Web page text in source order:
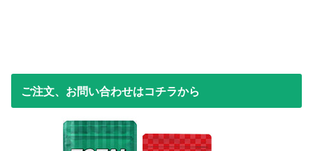
ご注文、お問い合わせはコチラから